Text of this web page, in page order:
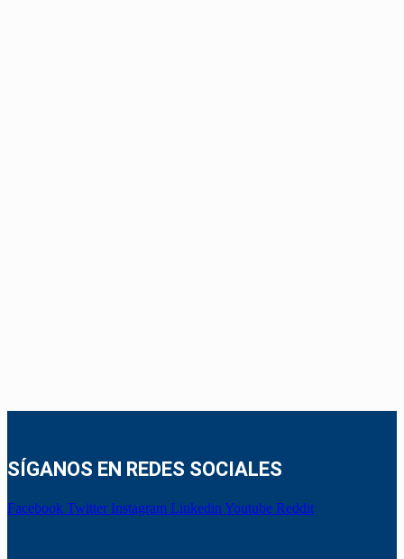
SÍGANOS EN REDES SOCIALES
Facebook Twitter Instagram Linkedin Youtube Reddit